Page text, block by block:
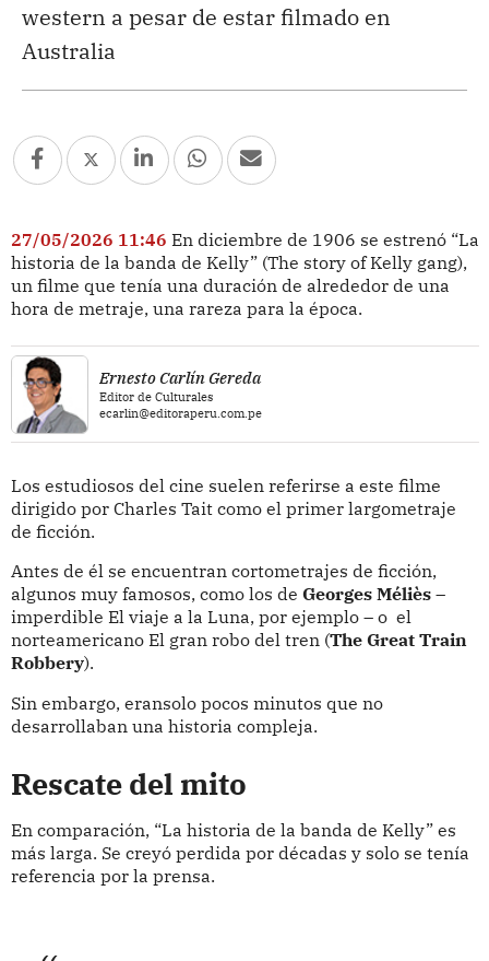
western a pesar de estar filmado en
Australia
27/05/2026 11:46 En diciembre de 1906 se estrenó “La
historia de la banda de Kelly” (The story of Kelly gang),
un filme que tenía una duración de alrededor de una
hora de metraje, una rareza para la época.
Ernesto Carlín Gereda
Editor de Culturales
ecarlin@editoraperu.com.pe
Los estudiosos del cine suelen referirse a este filme
dirigido por Charles Tait como el primer largometraje
de ficción.
Antes de él se encuentran cortometrajes de ficción,
algunos muy famosos, como los de Georges Méliès–
imperdible El viaje a la Luna, por ejemplo – o el
norteamericano El gran robo del tren (The Great Train
Robbery).
Sin embargo, eransolo pocos minutos que no
desarrollaban una historia compleja.
Rescate del mito
En comparación, “La historia de la banda de Kelly” es
más larga. Se creyó perdida por décadas y solo se tenía
referencia por la prensa.